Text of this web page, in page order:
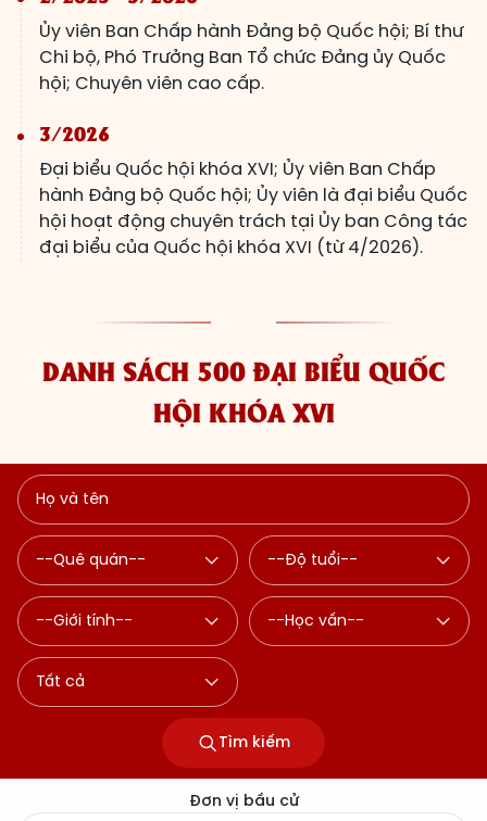
Ủy viên Ban Chấp hành Đảng bộ Quốc hội; Bí thư
Chi bộ, Phó Trưởng Ban Tổ chức Đảng ủy Quốc
hội; Chuyên viên cao cấp.
3/2026
Đại biểu Quốc hội khóa XVI; Ủy viên Ban Chấp
hành Đảng bộ Quốc hội; Ủy viên là đại biểu Quốc
hội hoạt động chuyên trách tại Ủy ban Công tác
đại biểu của Quốc hội khóa XVI (từ 4/2026).
DANH SÁCH 500 ĐẠI BIỂU QUỐC
HỘI KHÓA XVI
Tìm kiếm
Đơn vị bầu cử